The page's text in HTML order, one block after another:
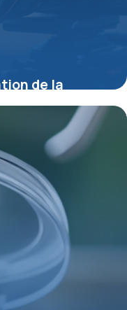
de la
et conseils